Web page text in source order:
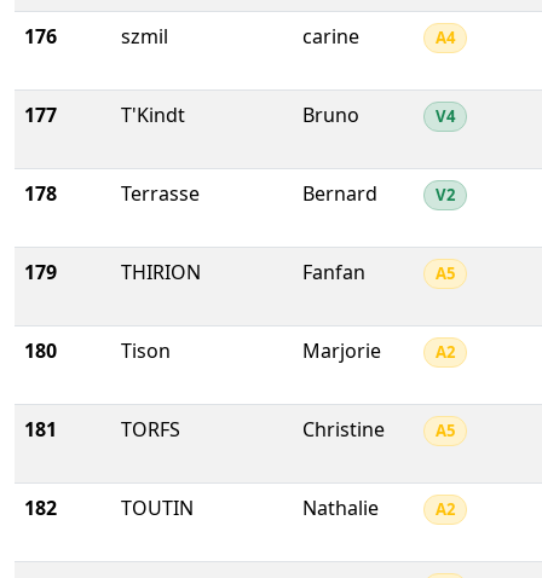
176 szmil carine A4
177 T'Kindt Bruno V4
178 Terrasse Bernard V2
179 THIRION Fanfan A5
180 Tison Marjorie A2
181 TORFS Christine A5
182 TOUTIN Nathalie A2